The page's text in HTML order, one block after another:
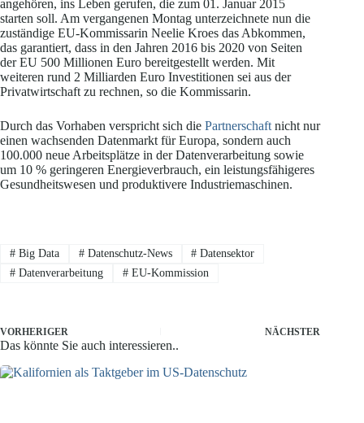
angehören, ins Leben gerufen, die zum 01. Januar 2015
starten soll. Am vergangenen Montag unterzeichnete nun die
zuständige EU-Kommissarin Neelie Kroes das Abkommen,
das garantiert, dass in den Jahren 2016 bis 2020 von Seiten
der EU 500 Millionen Euro bereitgestellt werden. Mit
weiteren rund 2 Milliarden Euro Investitionen sei aus der
Privatwirtschaft zu rechnen, so die Kommissarin.
Durch das Vorhaben verspricht sich die Partnerschaft nicht nur
einen wachsenden Datenmarkt für Europa, sondern auch
100.000 neue Arbeitsplätze in der Datenverarbeitung sowie
um 10 % geringeren Energieverbrauch, ein leistungsfähigeres
Gesundheitswesen und produktivere Industriemaschinen.
#Big Data #Datenschutz-News # Datensektor
#Datenverarbeitung #EU-Kommission
VORHERIGER NÄCHSTER
Das könnte Sie auch interessieren..